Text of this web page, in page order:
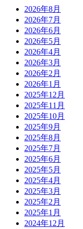
2026年8月
2026年7月
2026年6月
2026年5月
2026年4月
2026年3月
2026年2月
2026年1月
2025年12月
2025年11月
2025年10月
2025年9月
2025年8月
2025年7月
2025年6月
2025年5月
2025年4月
2025年3月
2025年2月
2025年1月
2024年12月